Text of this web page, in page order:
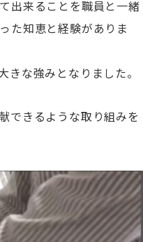
出来ることを職員と一緒
た知恵と経験がありま
な強みとなりました。
できるような取り組みを